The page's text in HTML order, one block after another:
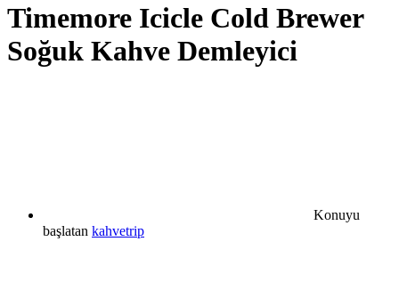
Timemore Icicle Cold Brewer
Soğuk Kahve Demleyici
Konuyu
başlatan kahvetrip